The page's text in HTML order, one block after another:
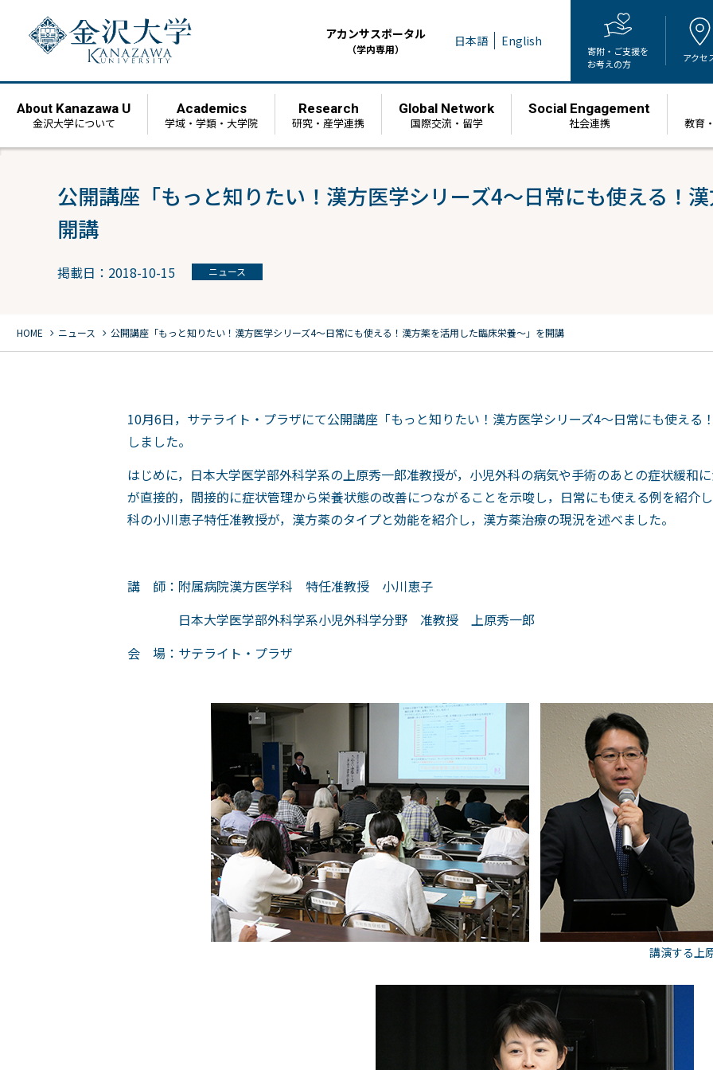
アカンサスポータル
（学内専用） 日本語 English
寄附・ご支援を
お考えの方
アクセ
About Kanazawa U
金沢大学について
Academics
学域・学類・大学院
Research
研究・産学連携
Global Network
国際交流・留学
Social Engagement
社会連携 教育
公開講座「もっと知りたい！漢方医学シリーズ4～日常にも使える！
開講
掲載日：2018-10-15 ニュース
HOME chevron_right ニュース chevron_right 公開講座「もっと知りたい！漢方医学シリーズ4～日常にも使える！漢方薬を活用した臨床栄養～」を開講
10月6日，サテライト・プラザにて公開講座「もっと知りたい！漢方医学シリーズ4～日常にも使える
しました。
はじめに，日本大学医学部外科学系の上原秀一郎准教授が，小児外科の病気や手術のあとの症状緩和
が直接的，間接的に症状管理から栄養状態の改善につながることを示唆し，日常にも使える例を紹介
科の小川恵子特任准教授が，漢方薬のタイプと効能を紹介し，漢方薬治療の現況を述べました。
講 師：附属病院漢方医学科 特任准教授 小川恵子
日本大学医学部外科学系小児外科学分野 准教授 上原秀一郎
会 場：サテライト・プラザ
講演する上